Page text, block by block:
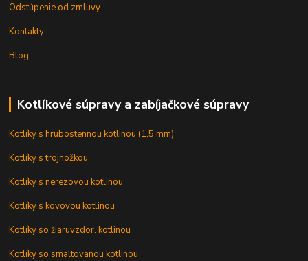
Odstúpenie od zmluvy
Kontakty
Blog
Kotlíkové súpravy a zabíjačkové súpravy
Kotlíky s hrubostennou kotlinou (1,5 mm)
Kotlíky s trojnožkou
Kotlíky s nerezovou kotlinou
Kotlíky s kovovou kotlinou
Kotlíky so žiaruvzdor. kotlinou
Kotlíky so smaltovanou kotlinou